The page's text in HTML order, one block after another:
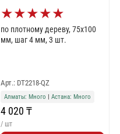
★★★★★
по плотному дереву, 75x100
мм, шаг 4 мм, 3 шт.
Арт.: DT2218-QZ
Алматы: Много | Астана: Много
4 020 ₸
/ шт